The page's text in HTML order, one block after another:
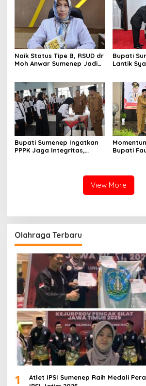
Naik Status Tipe B, RSUD dr
Moh Anwar Sumenep Jadi
Bupati
Lantik
Bupati Sumenep Ingatkan
PPPK Jaga Integritas,
Bupati
View More
Olahraga Terbaru
1
Atlet IPSI Sumenep Raih Medali